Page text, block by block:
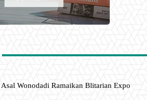
Wonodadi Ramaikan Blitarian Expo